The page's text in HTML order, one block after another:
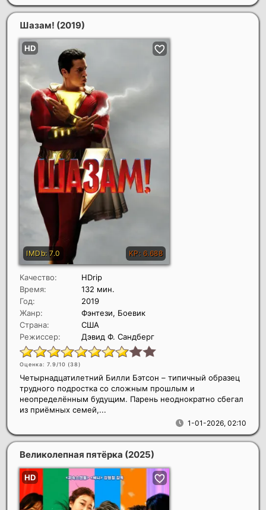
Шазам! (2019)
Качество:
HDrip
Время:
132 мин.
Год:
2019
Жанр:
Фэнтези, Боевик
Страна:
США
Режиссер:
Дэвид Ф. Сандберг
Оценка: 7.9/10 (38)
1-01-2026, 02:10
Четырнадцатилетний Билли Бэтсон – типичный образец
трудного подростка со сложным прошлым и
неопределённым будущим. Парень неоднократно сбегал
из приёмных семей,...
Великолепная пятёрка (2025)